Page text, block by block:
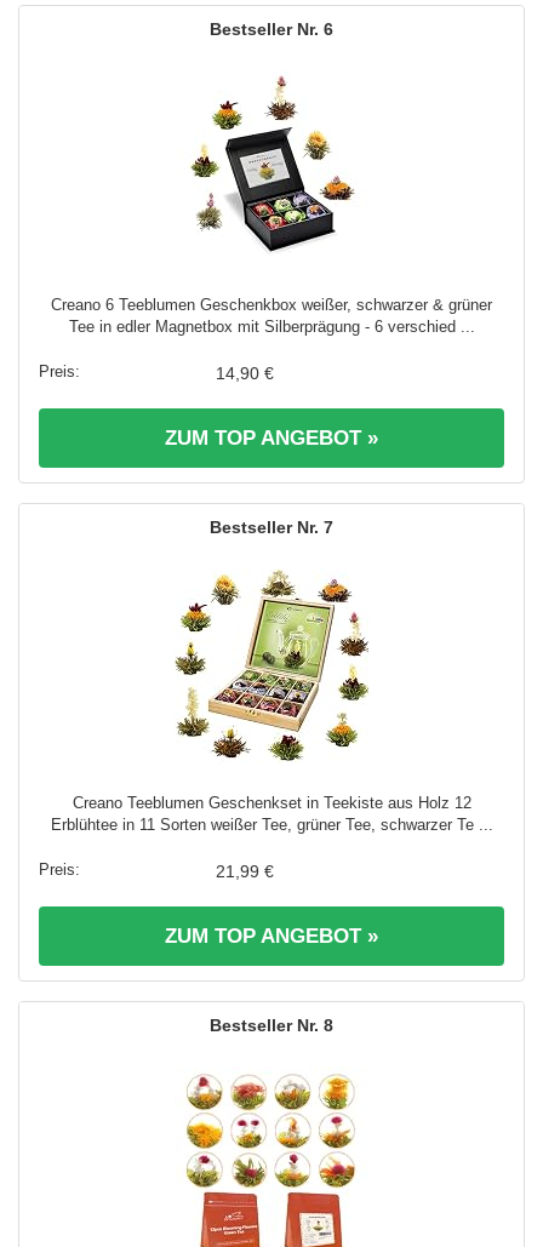
6
Creano 6 Teeblumen Geschenkbox weißer, schwarzer & grüner
Tee in edler Magnetbox mit Silberprägung - 6 verschied ...
14,90 €
ZUM TOP ANGEBOT »
7
Creano Teeblumen Geschenkset in Teekiste aus Holz 12
Erblühtee in 11 Sorten weißer Tee, grüner Tee, schwarzer Te ...
21,99 €
ZUM TOP ANGEBOT »
8